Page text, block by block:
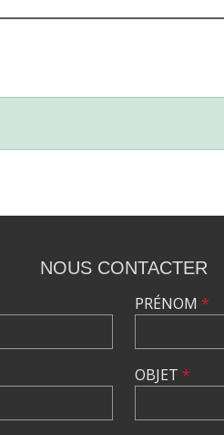
NOUS CONTACTER
PRÉNOM *
OBJET *